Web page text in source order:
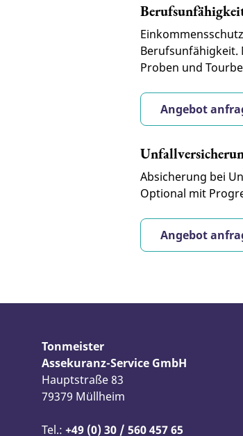
Berufsunfähigkeit.
Proben und
Angebot
Absicherung bei
Optional mit
Angebot
Tonmeister
Assekuranz-Service GmbH
Hauptstraße 83
79379 Müllheim
Tel.: +49 (0) 30 / 560 457 65